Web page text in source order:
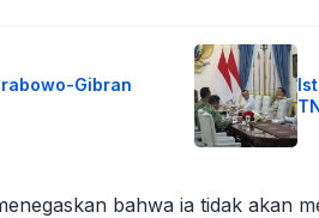
Gibran
bahwa ia tidak akan